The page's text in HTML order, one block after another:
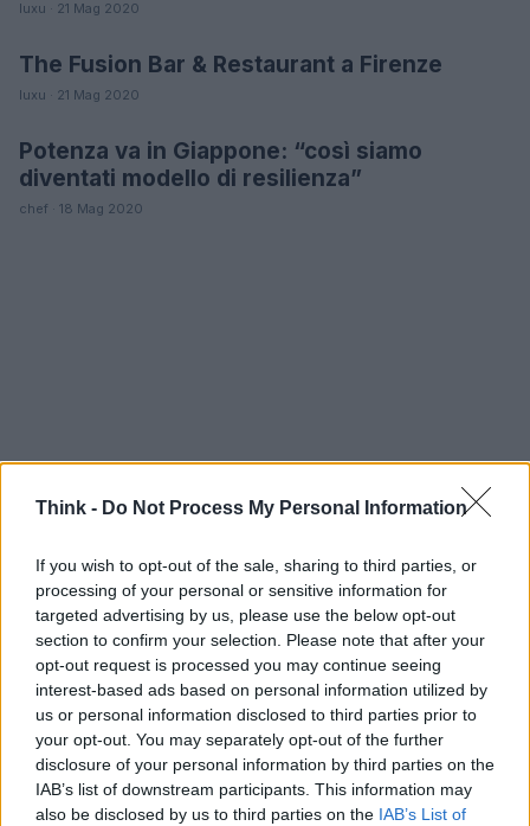
Think - Do Not Process My Personal Information
If you wish to opt-out of the sale, sharing to third parties, or
processing of your personal or sensitive information for
targeted advertising by us, please use the below opt-out
section to confirm your selection. Please note that after your
opt-out request is processed you may continue seeing
interest-based ads based on personal information utilized by
us or personal information disclosed to third parties prior to
your opt-out. You may separately opt-out of the further
disclosure of your personal information by third parties on the
IAB’s list of downstream participants. This information may
also be disclosed by us to third parties on the IAB’s List of
luxu · 21 Mag 2020
GUSTO
The Fusion Bar & Restaurant a Firenze
luxu · 21 Mag 2020
CLIMATE CHANGE
Potenza va in Giappone: “così siamo
diventati modello di resilienza”
chef · 18 Mag 2020